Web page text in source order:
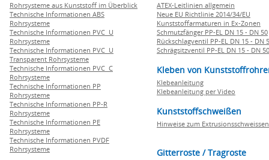
Rohrsysteme aus Kunststoff im Überblick
Technische Informationen ABS
Rohrsysteme
Technische Informationen PVC U
Rohrsysteme
Technische Informationen PVC U
Transparent Rohrsysteme
Technische Informationen PVC C
Rohrsysteme
Technische Informationen PP
Rohrsysteme
Technische Informationen PP-R
Rohrsysteme
Technische Informationen PE
Rohrsysteme
Technische Informationen PVDF
Rohrsysteme
ATEX-Leitlinien allgemein
Neue EU Richtlinie 2014/34/EU
Kunststoffarmaturen in Ex-Zonen
Schmutzfänger PP-EL DN 15 - DN 50
Rückschlagventil PP-EL DN 15 - DN
Schrägsitzventil PP-EL DN 15 - DN 50
Kleben von
Klebeanleitung
Klebeanleitung per Video
Kunststoffschweißen
Hinweise zum Extrusionsschweissen
Gitterroste / Tragroste